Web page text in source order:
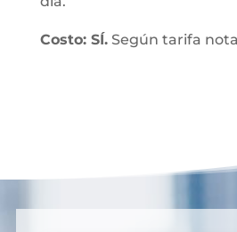
Costo: SÍ.Según tarifa